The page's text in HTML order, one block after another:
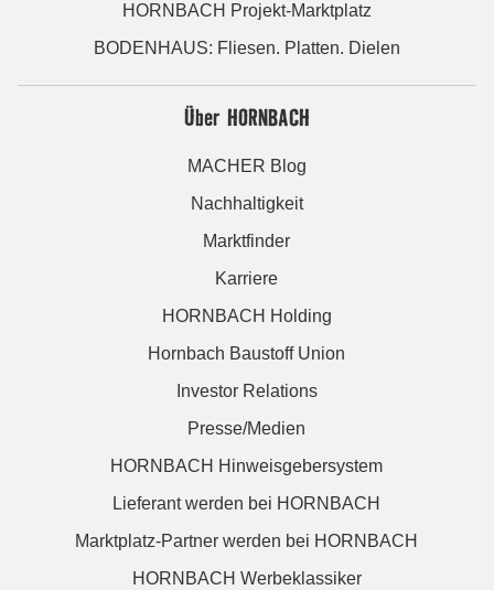
HORNBACH Projekt-Marktplatz
BODENHAUS: Fliesen. Platten. Dielen
Über HORNBACH
MACHER Blog
Nachhaltigkeit
Marktfinder
Karriere
HORNBACH Holding
Hornbach Baustoff Union
Investor Relations
Presse/Medien
HORNBACH Hinweisgebersystem
Lieferant werden bei HORNBACH
Marktplatz-Partner werden bei HORNBACH
HORNBACH Werbeklassiker